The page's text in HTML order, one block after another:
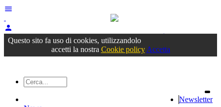
menu
person
Accedioppure registrati
Questo sito fa uso di cookies, utilizzandolo
accetti la nostra Cookie policy Accetta
Newsletter